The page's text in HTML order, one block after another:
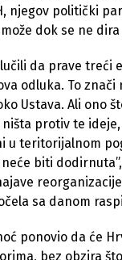
njegov politički
dok se ne
da prave treći
odluka. To znači
Ustava. Ali ono
protiv te ideje,
u teritorijalnom
biti
sa danom
ponovio da će
bez obzira